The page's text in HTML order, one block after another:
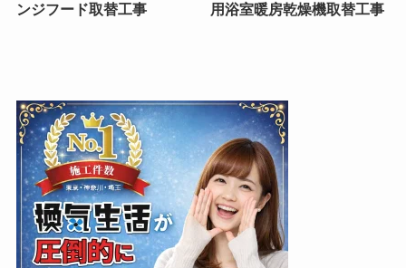
ンジフード取替工事
用浴室暖房乾燥機取替工事